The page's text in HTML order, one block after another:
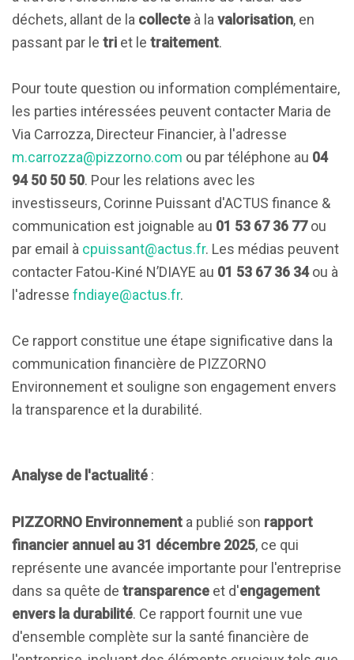
déchets, allant de la collecte à la valorisation, en
passant par le tri et le traitement.
Pour toute question ou information complémentaire,
les parties intéressées peuvent contacter Maria de
Via Carrozza, Directeur Financier, à l'adresse
m.carrozza@pizzorno.com ou par téléphone au 04
94 50 50 50. Pour les relations avec les
investisseurs, Corinne Puissant d'ACTUS finance &
communication est joignable au 01 53 67 36 77ou
par email à cpuissant@actus.fr. Les médias peuvent
contacter Fatou-Kiné N’DIAYE au 01 53 67 36 34ou à
l'adresse fndiaye@actus.fr.
Ce rapport constitue une étape significative dans la
communication financière de PIZZORNO
Environnement et souligne son engagement envers
la transparence et la durabilité.
Analyse de l'actualité :
PIZZORNO Environnement a publié son rapport
financier annuel au 31 décembre 2025, ce qui
représente une avancée importante pour l'entreprise
dans sa quête de transparence et d'engagement
envers la durabilité. Ce rapport fournit une vue
d'ensemble complète sur la santé financière de